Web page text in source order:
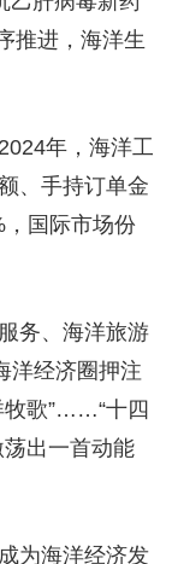
推进，海洋生
年，海洋工
、手持订单金
国际市场份
务、海洋旅游
洋经济圈押注
牧歌”……“十四
出一首动能
为海洋经济发